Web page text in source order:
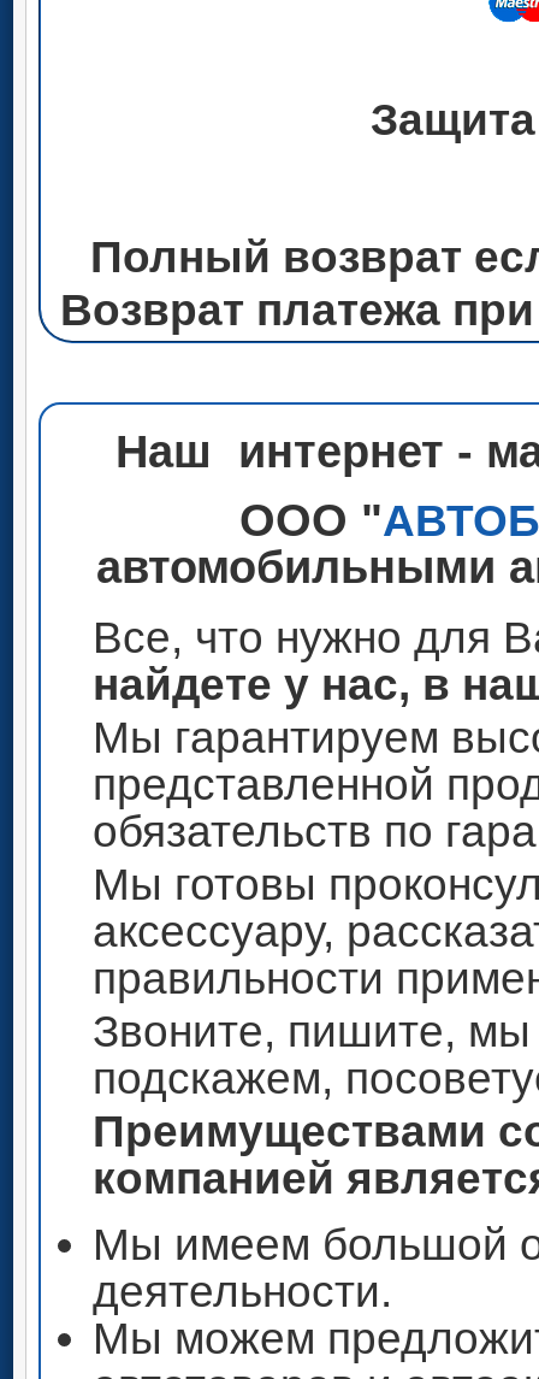
Полный возврат
Возврат платежа
Наш интернет -
ООО "
автомобильными
Все, что нужно для
найдете у нас, в
Мы гарантируем
представленной
обязательств по
Мы готовы
аксессуару,
правильности
Звоните, пишите, мы
подскажем,
Преимуществами
компанией
Мы имеем большой
деятельности.
Мы можем